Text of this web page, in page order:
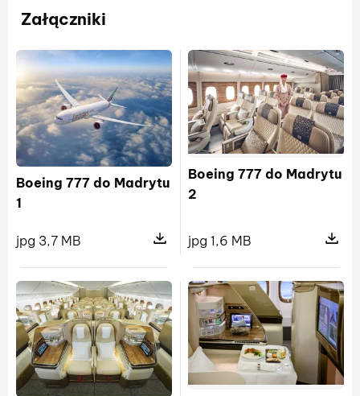
Załączniki
Boeing 777 do Madrytu
1
jpg 3,7 MB
Pokaż szczegóły pliku Boeing 777
Boeing 777 do Madrytu
2
jpg 1,6 MB